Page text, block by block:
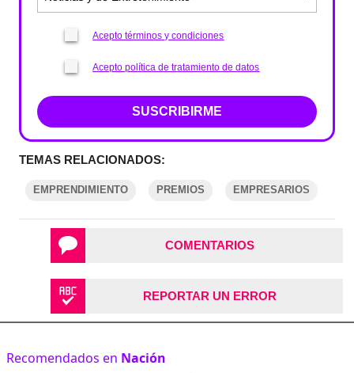
Acepto términos y condiciones
Acepto política de tratamiento de datos
SUSCRIBIRME
TEMAS RELACIONADOS:
EMPRENDIMIENTO PREMIOS EMPRESARIOS
COMENTARIOS
REPORTAR UN ERROR
Recomendados en Nación